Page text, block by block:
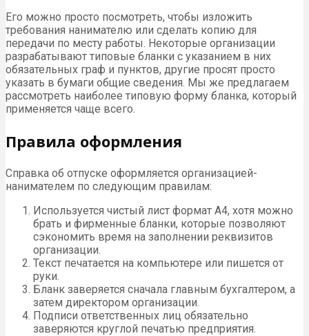
Его можно просто посмотреть, чтобы изложить
требования нанимателю или сделать копию для
передачи по месту работы. Некоторые организации
разрабатывают типовые бланки с указанием в них
обязательных граф и пунктов, другие просят просто
указать в бумаги общие сведения. Мы же предлагаем
рассмотреть наиболее типовую форму бланка, который
применяется чаще всего.
Правила оформления
Справка об отпуске оформляется организацией-
нанимателем по следующим правилам:
Используется чистый лист формат А4, хотя можно
брать и фирменные бланки, которые позволяют
сэкономить время на заполнении реквизитов
организации.
Текст печатается на компьютере или пишется от
руки.
Бланк заверяется сначала главным бухгалтером, а
затем директором организации.
Подписи ответственных лиц обязательно
заверяются круглой печатью предприятия.